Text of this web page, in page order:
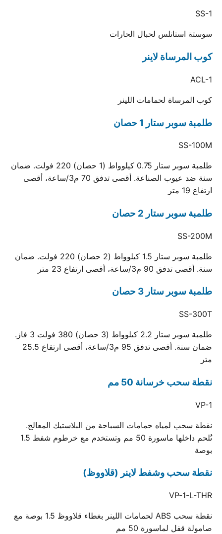
SS-1
سوستة استانلس لحبال الحارات
كوب المرساة لاينر
ACL-1
كوب المرساة لحمامات اللينر
طلمبة سوبر ستار 1 حصان
SS-100M
طلمبة سوبر ستار 0.75 كيلوواط (1 حصان) 220 فولت. ضمان
سنة ضد عيوب الصناعة. أقصى تدفق 70 م3/ساعة، أقصى
ارتفاع 19 متر
طلمبة سوبر ستار 2 حصان
SS-200M
طلمبة سوبر ستار 1.5 كيلوواط (2 حصان) 220 فولت. ضمان
سنة. أقصى تدفق 90 م3/ساعة، أقصى ارتفاع 23 متر
طلمبة سوبر ستار 3 حصان
SS-300T
طلمبة سوبر ستار 2.2 كيلوواط (3 حصان) 380 فولت 3 فاز.
ضمان سنة. أقصى تدفق 95 م3/ساعة، أقصى ارتفاع 25.5
متر
نقطة سحب خرسانة 50 مم
VP-1
نقطة سحب لمياه حمامات السباحة من البلاستيك المعالج.
تُلحم داخلها ماسورة 50 مم وتستخدم مع خرطوم شفط 1.5
بوصة
نقطة سحب وشفط لاينر (قلاووظ)
VP-1-L-THR
نقطة سحب ABS لحمامات اللينر بغطاء قلاووظ 1.5 بوصة مع
صامولة قفل لماسورة 50 مم